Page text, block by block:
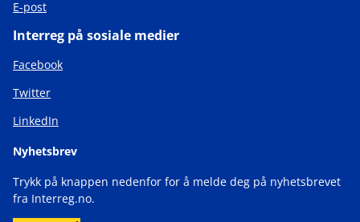
E-post
Interreg på sosiale medier
Facebook
Twitter
LinkedIn
Nyhetsbrev
Trykk på knappen nedenfor for å melde deg på nyhetsbrevet
fra Interreg.no.